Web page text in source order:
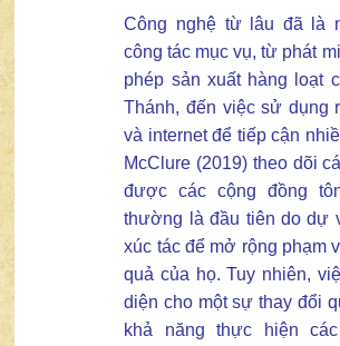
Công nghệ từ lâu đã là
công tác mục vụ, từ phát
phép sản xuất hàng loạt
Thánh, đến việc sử dụng
và internet để tiếp cận
McClure (2019) theo dõi
được các cộng đồng
thường là đầu tiên do dự
xúc tác để mở rộng phạm
quả của họ. Tuy nhiên,
diện cho một sự thay đổi
khả năng thực hiện